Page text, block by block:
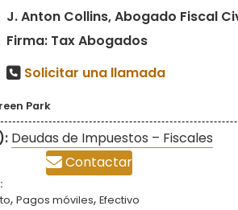
J. Anton Collins, Abogado Fiscal
Firma: Tax Abogados
Solicitar una llamada
Park
Deudas de Impuestos – Fiscales
Contactar
, Pagos móviles, Efectivo